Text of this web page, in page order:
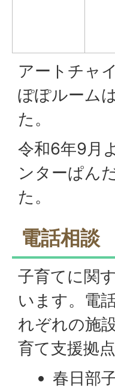
アートチャ
ぽぽルーム
た。
令和6年9月
ンターぱん
た。
電話相談
子育てに関
います。電
れぞれの施
育て支援拠
春日部